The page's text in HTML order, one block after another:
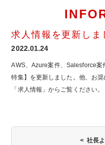
求人情報を更新しま
2022.01.24
AWS、Azure案件、Salesforce案
特集】を更新しました。他、お
「求人情報」からご覧ください。
< 社長